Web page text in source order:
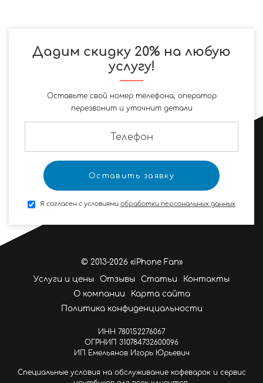
Дадим скидку 20% на любую
услугу!
Оставьте свой номер телефона, оператор
перезвонит и уточнит детали
Я согласен с условиями обработки персональных данных
© 2013-2026 «iPhone Fan»
Услуги и цены
Отзывы Статьи
Контакты
О компании
Карта сайта
Политика конфиденциальности
ИНН 780152276067
ОГРНИП 310784732600096
ИП Емельянов Игорь Юрьевич
Специальные условия на обслуживание кофеварок и сервис